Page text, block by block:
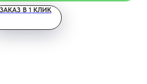
ЗАКАЗ В 1 КЛИК